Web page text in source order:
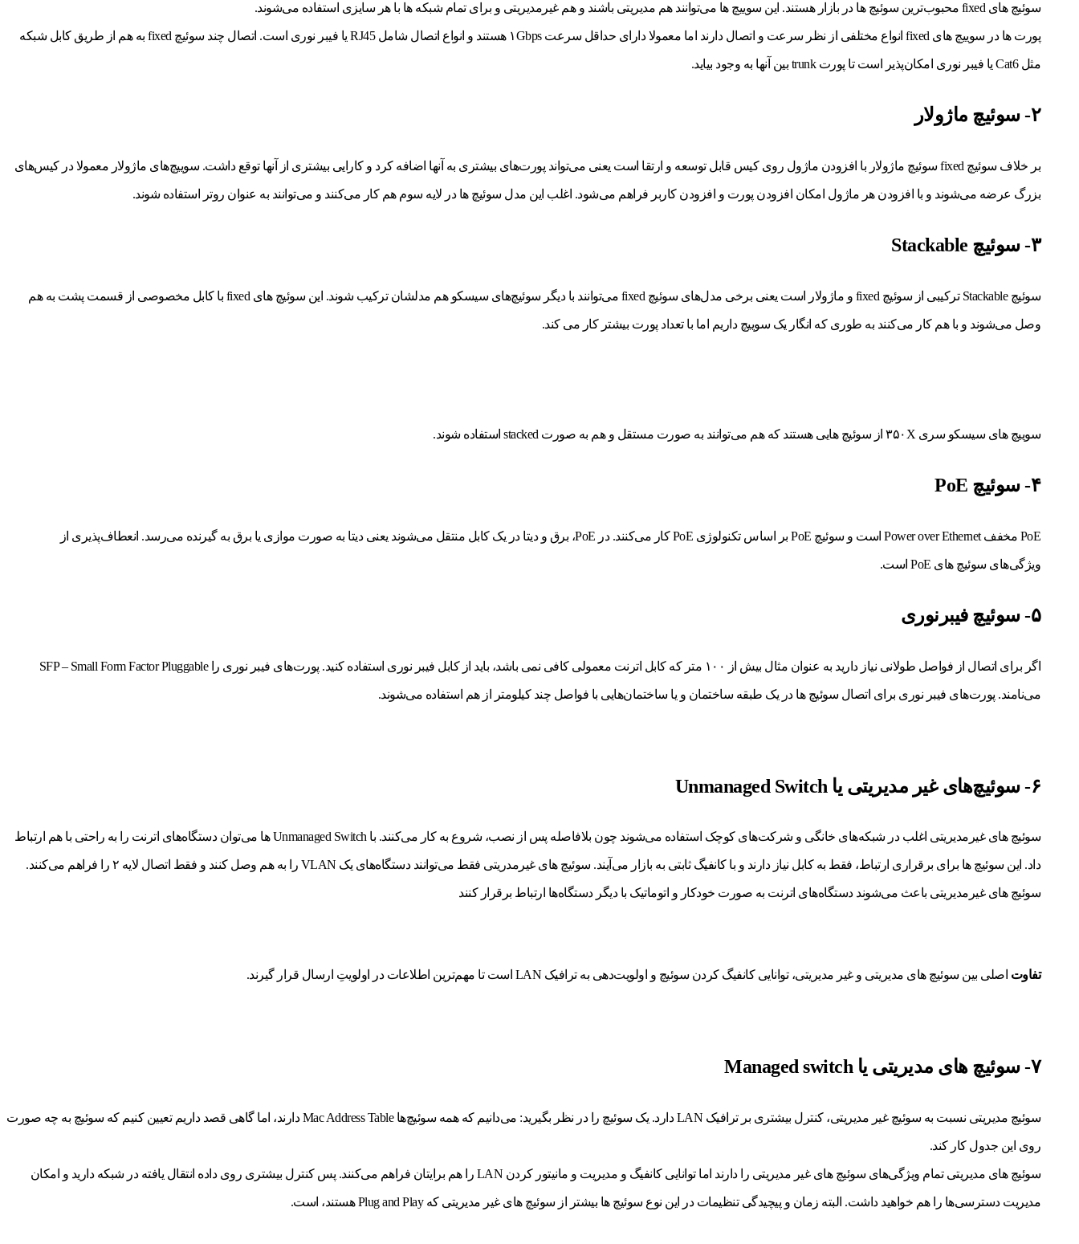
سوئیچ های fixed محبوب‌ترین سوئیچ ها در بازار هستند. این سوییچ ها می‌توانند هم مدیریتی باشند و هم غیرمدیریتی و برای تمام شبکه ها با هر سایزی استفاده می‌شوند.
پورت ها در سوییچ های fixed انواع مختلفی از نظر سرعت و اتصال دارند اما معمولا دارای حداقل سرعت ۱Gbps هستند و انواع اتصال شامل RJ45 یا فیبر نوری است. اتصال چند سوئیچ fixed به هم از طریق کابل شبکه
مثل Cat6 یا فیبر نوری امکان‌پذیر است تا پورت trunk بین آنها به وجود بیاید.
۲- سوئیچ ماژولار
بر خلاف سوئیچ fixed سوئیچ ماژولار با افزودن ماژول روی کیس قابل توسعه و ارتقا است یعنی می‌تواند پورت‌های بیشتری به آنها اضافه کرد و کارایی بیشتری از آنها توقع داشت. سوییچ‌های ماژولار معمولا در کیس‌های
بزرگ عرضه می‌شوند و با افزودن هر ماژول امکان افزودن پورت و افزودن کاربر فراهم می‌شود. اغلب این مدل سوئیچ ها در لایه سوم هم کار می‌کنند و می‌توانند به عنوان روتر استفاده شوند.
۳- سوئیچ Stackable
سوئیچ Stackable ترکیبی از سوئیچ fixed و ماژولار است یعنی برخی مدل‌های سوئیچ fixed می‌توانند با دیگر سوئیچ‌های سیسکو هم مدلشان ترکیب شوند. این سوئیچ های fixed با کابل مخصوصی از قسمت پشت به هم
وصل می‌شوند و با هم کار می‌کنند به طوری که انگار یک سوییچ داریم اما با تعداد پورت بیشتر کار می کند.
سوییچ های سیسکو سری ۳۵۰X از سوئیچ هایی هستند که هم می‌توانند به صورت مستقل و هم به صورت stacked استفاده شوند.
۴- سوئیچ PoE
PoE مخفف Power over Ethernet است و سوئیچ PoE بر اساس تکنولوژی PoE کار می‌کنند. در PoE، برق و دیتا در یک کابل منتقل می‌شوند یعنی دیتا به صورت موازی یا برق به گیرنده می‌رسد. انعطاف‌پذیری از
ویژگی‌های سوئیچ های PoE است.
۵- سوئیچ فیبرنوری
اگر برای اتصال از فواصل طولانی نیاز دارید به عنوان مثال بیش از ۱۰۰ متر که کابل اترنت معمولی کافی نمی باشد، باید از کابل فیبر نوری استفاده کنید. پورت‌های فیبر نوری را SFP – Small Form Factor Pluggable
می‌نامند. پورت‌های فیبر نوری برای اتصال سوئیچ ها در یک طبقه ساختمان و یا ساختمان‌هایی با فواصل چند کیلومتر از هم استفاده می‌شوند.
۶- سوئیچ‌های غیر مدیریتی یا Unmanaged Switch
سوئیچ های غیرمدیریتی اغلب در شبکه‌های خانگی و شرکت‌های کوچک استفاده می‌شوند چون بلافاصله پس از نصب، شروع به کار می‌کنند. با Unmanaged Switch ها می‌توان دستگاه‌های اترنت را به راحتی با هم ارتباط
داد. این سوئیچ ها برای برقراری ارتباط، فقط به کابل نیاز دارند و با کانفیگ ثابتی به بازار می‌آیند. سوئیچ های غیرمدریتی فقط می‌توانند دستگاه‌های یک VLAN را به هم وصل کنند و فقط اتصال لایه ۲ را فراهم می‌کنند.
سوئیچ های غیرمدیریتی باعث می‌شوند دستگاه‌های اترنت به صورت خودکار و اتوماتیک با دیگر دستگاه‌ها ارتباط برقرار کنند
تفاوت اصلی بین سوئیچ های مدیریتی و غیر مدیریتی، توانایی کانفیگ کردن سوئیچ و اولویت‌دهی به ترافیک LAN است تا مهم‌ترین اطلاعات در اولویتِ ارسال قرار گیرند.
۷- سوئیچ های مدیریتی یا Managed switch
سوئیچ مدیریتی نسبت به سوئیچ غیر مدیریتی، کنترل بیشتری بر ترافیک LAN دارد. یک سوئیچ را در نظر بگیرید: می‌دانیم که همه سوئیچ‌ها Mac Address Table دارند، اما گاهی قصد داریم تعیین کنیم که سوئیچ به چه صورت
روی این جدول کار کند.
سوئیچ های مدیریتی تمام ویژگی‌های سوئیچ های غیر مدیریتی را دارند اما توانایی کانفیگ و مدیریت و مانیتور کردن LAN را هم برایتان فراهم می‌کنند. پس کنترل بیشتری روی داده انتقال یافته در شبکه دارید و امکان
مدیریت دسترسی‌ها را هم خواهید داشت. البته زمان و پیچیدگی تنظیمات در این نوع سوئیچ ها بیشتر از سوئیچ های غیر مدیریتی که Plug and Play هستند، است.